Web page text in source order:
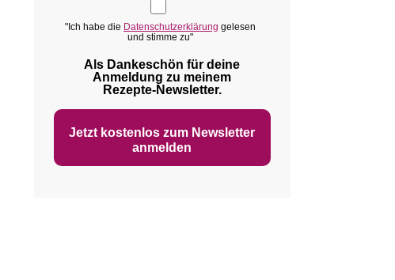
"Ich habe die Datenschutzerklärung gelesen
und stimme zu"
Als Dankeschön für deine
Anmeldung zu meinem
Rezepte‑Newsletter.
Jetzt kostenlos zum Newsletter
anmelden